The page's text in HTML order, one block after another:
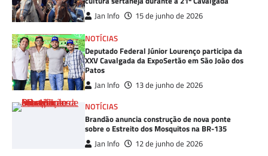
Jan Info
15 de junho de 2026
NOTÍCIAS
Deputado Federal Júnior Lourenço participa da
XXV Cavalgada da ExpoSertão em São João dos
Patos
Jan Info
13 de junho de 2026
NOTÍCIAS
Brandão anuncia construção de nova ponte
sobre o Estreito dos Mosquitos na BR-135
Jan Info 12 de junho de 2026